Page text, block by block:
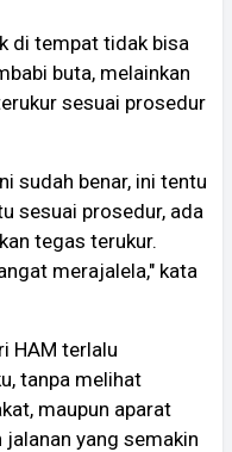
di tempat tidak bisa
buta, melainkan
sesuai prosedur
sudah benar, ini tentu
sesuai prosedur, ada
tegas terukur.
merajalela," kata
HAM terlalu
tanpa melihat
maupun aparat
yang semakin